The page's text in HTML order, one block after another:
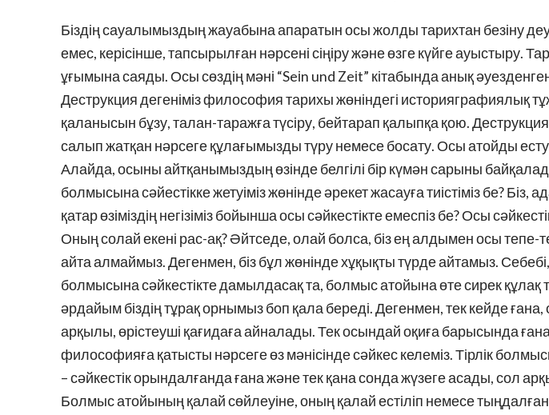
Біздің сауалымыздың жауабына апаратын осы жолды тарихтан безіну
емес, керісінше, тапсырылған нәрсені сіңіру және өзге күйге ауыстыру.
ұғымына саяды. Осы сөздің мәні “Seіn und Zeіt” кітабында анық
Деструкция дегеніміз философия тарихы жөніндегі историяграфиялық
қаланысын бұзу, талан-таражға түсіру, бейтарап қалыпқа қою. Деструкция
салып жатқан нәрсеге құлағымызды түру немесе босату. Осы атойды есту
Алайда, осыны айтқанымыздың өзінде белгілі бір күмән сарыны
болмысына сәйестікке жетуіміз жөнінде әрекет жасауға тиістіміз бе?
қатар өзіміздің негізіміз бойынша осы сәйкестікте емеспіз бе? Осы
Оның солай екені рас-ақ? Әйтседе, олай болса, біз ең алдымен осы тепе-
айта алмаймыз. Дегенмен, біз бұл жөнінде хұқықты түрде айтамыз.
болмысына сәйкестікте дамылдасақ та, болмыс атойына өте сирек құлақ
әрдайым біздің тұрақ орнымыз боп қала береді. Дегенмен, тек кейде ғана,
арқылы, өрістеуші қағидаға айналады. Тек осындай оқиға барысында ғана
философияға қатысты нәрсеге өз мәнісінде сәйкес келеміз. Тірлік
– сәйкестік орындалғанда ғана және тек қана сонда жүзеге асады, сол
Болмыс атойының қалай сөйлеуіне, оның қалай естіліп немесе